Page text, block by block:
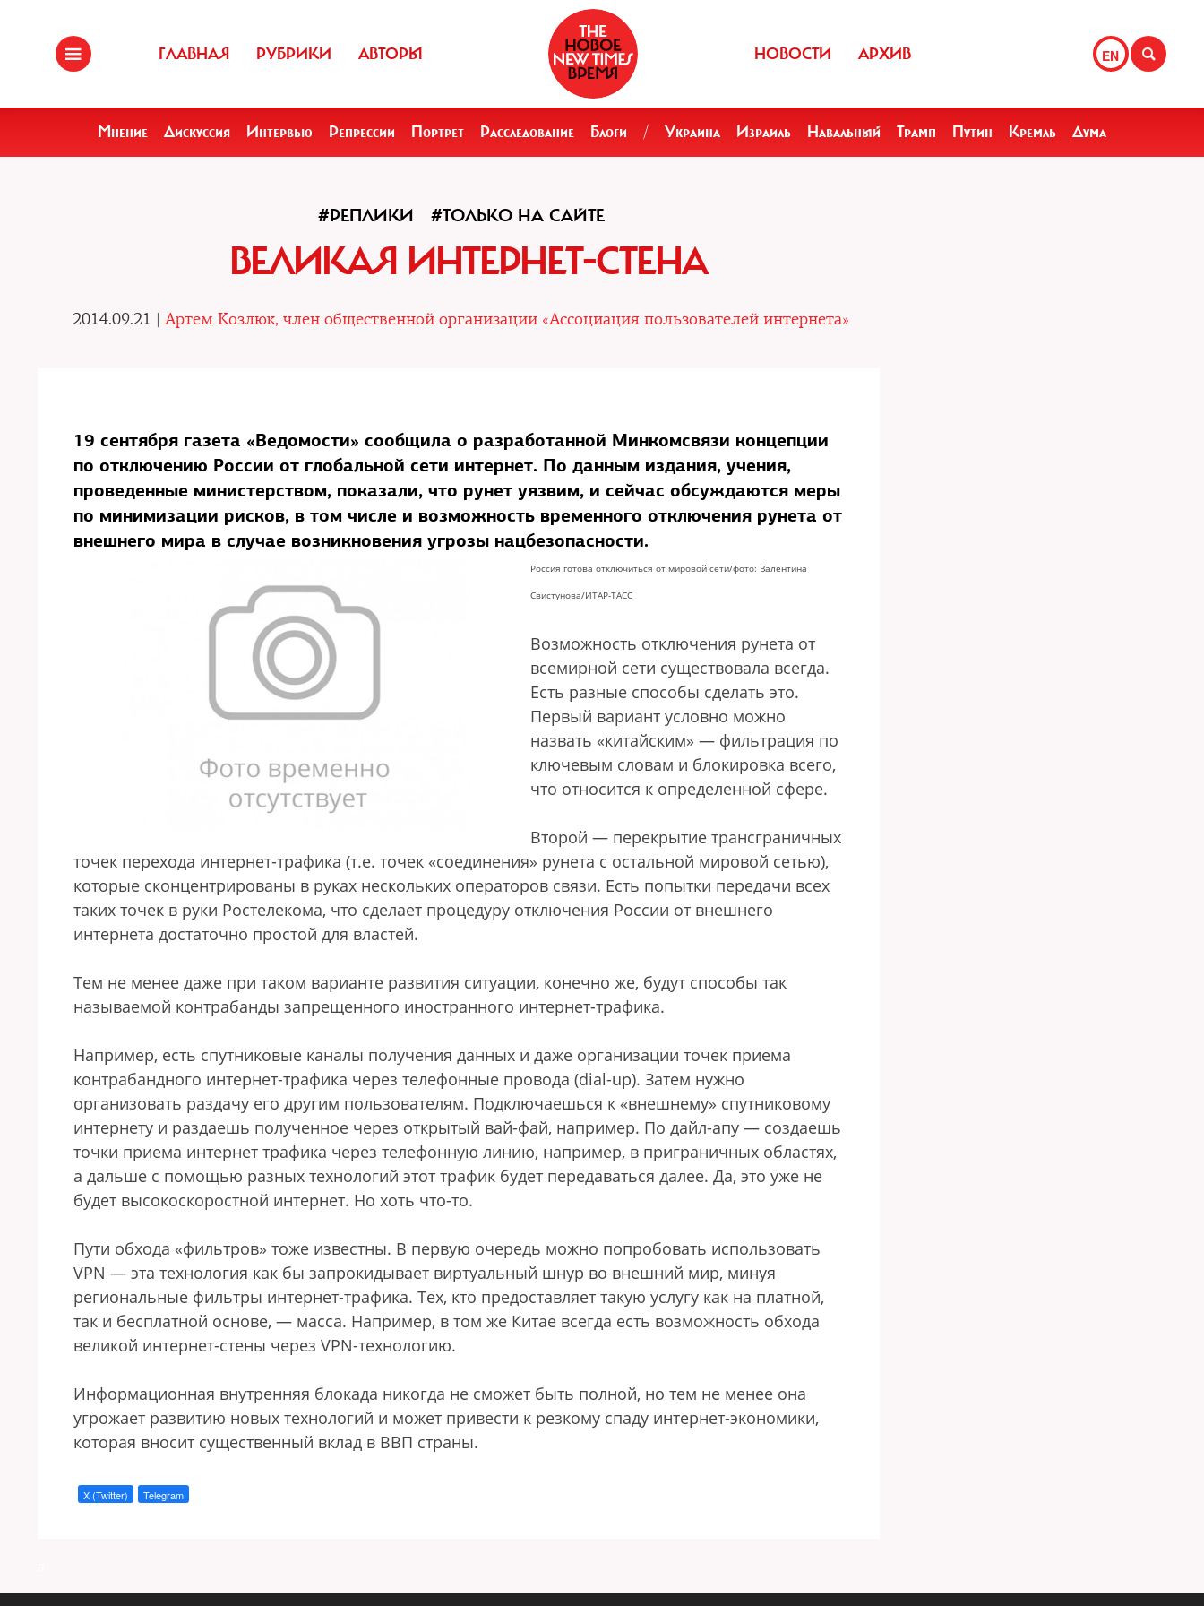
ГЛАВНАЯ РУБРИКИ АВТОРЫ EN
НОВОСТИ АРХИВ
Мнение Дискуссия Интервью Репрессии Портрет Расследование Блоги / Украина Израиль Навальный Трамп Путин Кремль Дума
#РЕПЛИКИ #ТОЛЬКО НА САЙТЕ
ВЕЛИКАЯ ИНТЕРНЕТ-СТЕНА
2014.09.21 | Артем Козлюк, член общественной организации «Ассоциация пользователей интернета»
19 сентября газета «Ведомости» сообщила о разработанной Минкомсвязи концепции
по отключению России от глобальной сети интернет. По данным издания, учения,
проведенные министерством, показали, что рунет уязвим, и сейчас обсуждаются меры
по минимизации рисков, в том числе и возможность временного отключения рунета от
внешнего мира в случае возникновения угрозы нацбезопасности.
Россия готова отключиться от мировой сети/фото: Валентина
Свистунова/ИТАР-ТАСС
Возможность отключения рунета от
всемирной сети существовала всегда.
Есть разные способы сделать это.
Первый вариант условно можно
назвать «китайским» — фильтрация по
ключевым словам и блокировка всего,
что относится к определенной сфере.
Второй — перекрытие трансграничных
точек перехода интернет-трафика (т.е. точек «соединения» рунета с остальной мировой сетью),
которые сконцентрированы в руках нескольких операторов связи. Есть попытки передачи всех
таких точек в руки Ростелекома, что сделает процедуру отключения России от внешнего
интернета достаточно простой для властей.
Тем не менее даже при таком варианте развития ситуации, конечно же, будут способы так
называемой контрабанды запрещенного иностранного интернет-трафика.
Например, есть спутниковые каналы получения данных и даже организации точек приема
контрабандного интернет-трафика через телефонные провода (dial-up). Затем нужно
организовать раздачу его другим пользователям. Подключаешься к «внешнему» спутниковому
интернету и раздаешь полученное через открытый вай-фай, например. По дайл-апу — создаешь
точки приема интернет трафика через телефонную линию, например, в приграничных областях,
а дальше с помощью разных технологий этот трафик будет передаваться далее. Да, это уже не
будет высокоскоростной интернет. Но хоть что-то.
Пути обхода «фильтров» тоже известны. В первую очередь можно попробовать использовать
VPN — эта технология как бы запрокидывает виртуальный шнур во внешний мир, минуя
региональные фильтры интернет-трафика. Тех, кто предоставляет такую услугу как на платной,
так и бесплатной основе, — масса. Например, в том же Китае всегда есть возможность обхода
великой интернет-стены через VPN-технологию.
Информационная внутренняя блокада никогда не сможет быть полной, но тем не менее она
угрожает развитию новых технологий и может привести к резкому спаду интернет-экономики,
которая вносит существенный вклад в ВВП страны.
X (Twitter) Telegram